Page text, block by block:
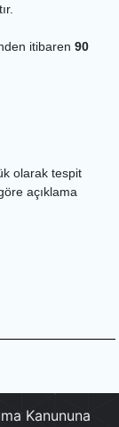
itibaren 90
olarak tespit
açıklama
Kanununa